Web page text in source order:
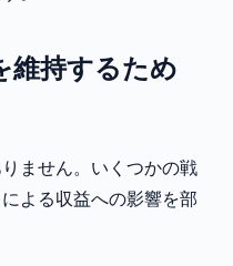
維持するため
ません。いくつかの戦
よる収益への影響を部